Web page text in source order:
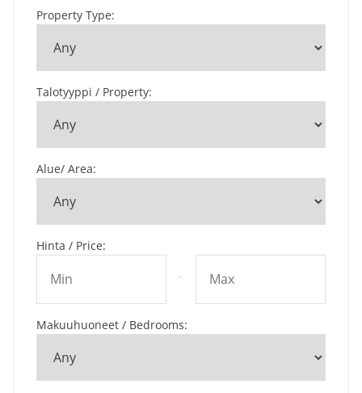
Property Type:
Talotyyppi / Property:
Alue/ Area:
Hinta / Price:
-
Makuuhuoneet / Bedrooms: